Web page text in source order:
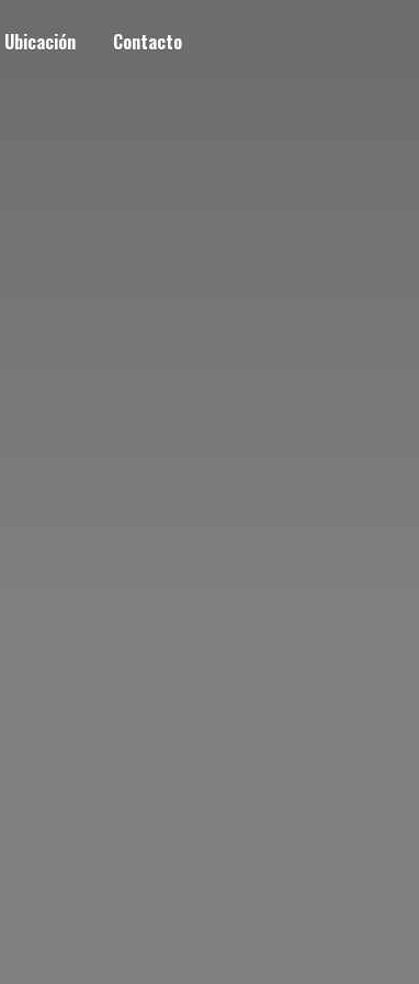
Ubicación Contacto